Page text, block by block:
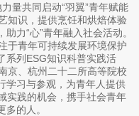
量共同启动“羽翼”青年赋能
知识，提供烹饪和烘焙体验
力“心”青年融入社会活动。
于青年可持续发展环境保护
系列ESG知识科普实践活
京、杭州二十二所高等院校
学习与参观，为青年人提供
实践的机会，携手社会青年
的人。